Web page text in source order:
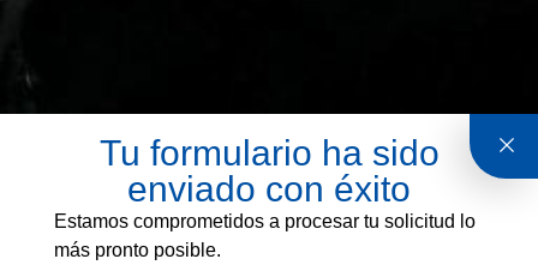
Tu formulario ha sido
enviado con éxito
Estamos comprometidos a procesar tu solicitud lo
más pronto posible.